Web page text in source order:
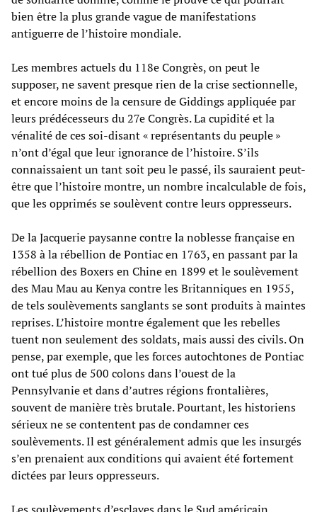
bien être la plus grande vague de manifestations
antiguerre de l’histoire mondiale.
Les membres actuels du 118e Congrès, on peut le
supposer, ne savent presque rien de la crise sectionnelle,
et encore moins de la censure de Giddings appliquée par
leurs prédécesseurs du 27e Congrès. La cupidité et la
vénalité de ces soi-disant « représentants du peuple »
n’ont d’égal que leur ignorance de l’histoire. S’ils
connaissaient un tant soit peu le passé, ils sauraient peut-
être que l’histoire montre, un nombre incalculable de fois,
que les opprimés se soulèvent contre leurs oppresseurs.
De la Jacquerie paysanne contre la noblesse française en
1358 à la rébellion de Pontiac en 1763, en passant par la
rébellion des Boxers en Chine en 1899 et le soulèvement
des Mau Mau au Kenya contre les Britanniques en 1955,
de tels soulèvements sanglants se sont produits à maintes
reprises. L’histoire montre également que les rebelles
tuent non seulement des soldats, mais aussi des civils. On
pense, par exemple, que les forces autochtones de Pontiac
ont tué plus de 500 colons dans l’ouest de la
Pennsylvanie et dans d’autres régions frontalières,
souvent de manière très brutale. Pourtant, les historiens
sérieux ne se contentent pas de condamner ces
soulèvements. Il est généralement admis que les insurgés
s’en prenaient aux conditions qui avaient été fortement
dictées par leurs oppresseurs.